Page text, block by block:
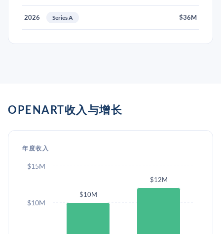
2026 Series A $36M
OPENART收入与增长
年度收入
$10M
$12M
$10M
$15M